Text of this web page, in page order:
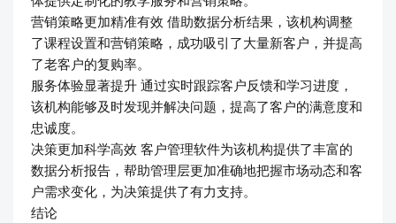
营销策略更加精准有效 借助数据分析结果，该机构调整
了课程设置和营销策略，成功吸引了大量新客户，并提高
了老客户的复购率。
服务体验显著提升 通过实时跟踪客户反馈和学习进度，
该机构能够及时发现并解决问题，提高了客户的满意度和
忠诚度。
决策更加科学高效 客户管理软件为该机构提供了丰富的
数据分析报告，帮助管理层更加准确地把握市场动态和客
户需求变化，为决策提供了有力支持。
结论